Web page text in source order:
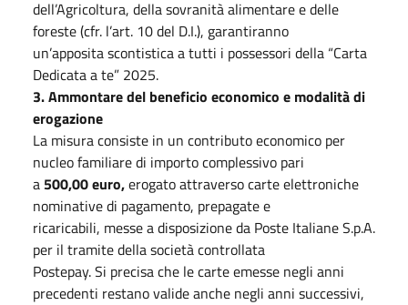
dell’Agricoltura, della sovranità alimentare e delle
foreste (cfr. l’art. 10 del D.I.), garantiranno
un’apposita scontistica a tutti i possessori della “Carta
Dedicata a te” 2025.
3. Ammontare del beneficio economico e modalità di
erogazione
La misura consiste in un contributo economico per
nucleo familiare di importo complessivo pari
a 500,00 euro,erogato attraverso carte elettroniche
nominative di pagamento, prepagate e
ricaricabili, messe a disposizione da Poste Italiane S.p.A.
per il tramite della società controllata
Postepay. Si precisa che le carte emesse negli anni
precedenti restano valide anche negli anni successivi,